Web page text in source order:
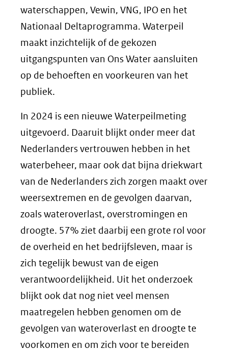
waterschappen, Vewin, VNG, IPO en het
Nationaal Deltaprogramma. Waterpeil
maakt inzichtelijk of de gekozen
uitgangspunten van Ons Water aansluiten
op de behoeften en voorkeuren van het
publiek.
In 2024 is een nieuwe Waterpeilmeting
uitgevoerd. Daaruit blijkt onder meer dat
Nederlanders vertrouwen hebben in het
waterbeheer, maar ook dat bijna driekwart
van de Nederlanders zich zorgen maakt over
weersextremen en de gevolgen daarvan,
zoals wateroverlast, overstromingen en
droogte. 57% ziet daarbij een grote rol voor
de overheid en het bedrijfsleven, maar is
zich tegelijk bewust van de eigen
verantwoordelijkheid. Uit het onderzoek
blijkt ook dat nog niet veel mensen
maatregelen hebben genomen om de
gevolgen van wateroverlast en droogte te
voorkomen en om zich voor te bereiden